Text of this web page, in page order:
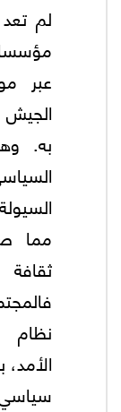
لم
عبر
الجيش
به.
مما
سياسي